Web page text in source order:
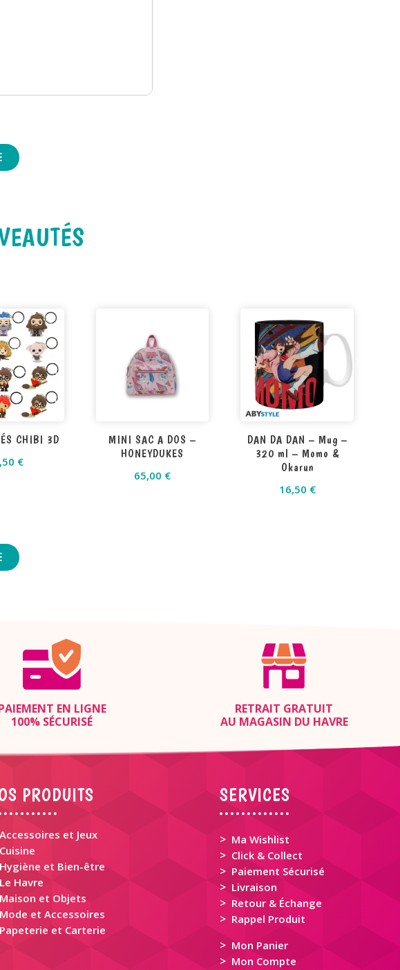
CHIBI 3D
€
MINI SAC A DOS –
HONEYDUKES
65,00 €
DAN DA DAN – Mug –
320 ml – Momo &
Okarun
16,50 €
EN LIGNE
100% SÉCURISÉ
RETRAIT GRATUIT
AU MAGASIN DU HAVRE
PRODUITS
et Jeux
Cuisine
Hygiène et Bien-être
Le Havre
Maison et Objets
Mode et Accessoires
Papeterie et Carterie
SERVICES
> Ma Wishlist
> Click & Collect
> Paiement Sécurisé
> Livraison
> Retour & Échange
> Rappel Produit
> Mon Panier
> Mon Compte